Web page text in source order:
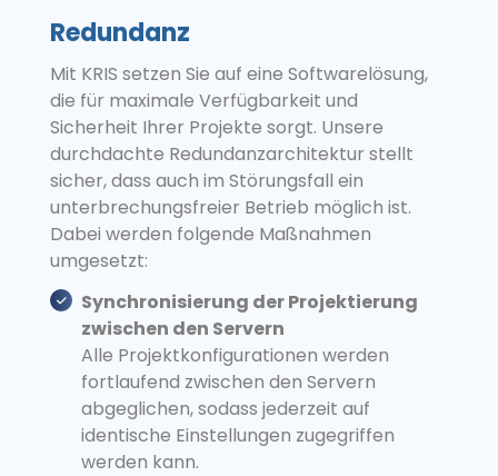
Redundanz
Mit KRIS setzen Sie auf eine Softwarelösung,
die für maximale Verfügbarkeit und
Sicherheit Ihrer Projekte sorgt. Unsere
durchdachte Redundanzarchitektur stellt
sicher, dass auch im Störungsfall ein
unterbrechungsfreier Betrieb möglich ist.
Dabei werden folgende Maßnahmen
umgesetzt:
Synchronisierung der Projektierung
zwischen den Servern
Alle Projektkonfigurationen werden
fortlaufend zwischen den Servern
abgeglichen, sodass jederzeit auf
identische Einstellungen zugegriffen
werden kann.